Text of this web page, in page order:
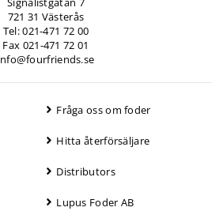
721 31 Västerås
Tel: 021-471 72 00
Fax 021-471 72 01
Fråga oss om foder
Hitta återförsäljare
Distributors
Lupus Foder AB